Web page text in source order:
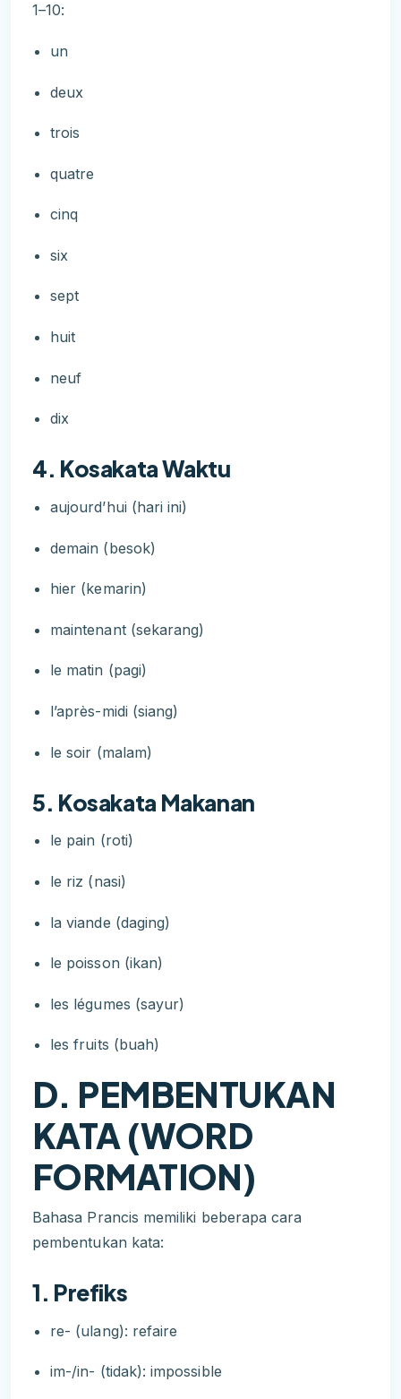
1–10:
un
deux
trois
quatre
cinq
six
sept
huit
neuf
dix
4. Kosakata Waktu
aujourd’hui (hari ini)
demain (besok)
hier (kemarin)
maintenant (sekarang)
le matin (pagi)
l’après-midi (siang)
le soir (malam)
5. Kosakata Makanan
le pain (roti)
le riz (nasi)
la viande (daging)
le poisson (ikan)
les légumes (sayur)
les fruits (buah)
D. PEMBENTUKAN
KATA (WORD
FORMATION)
Bahasa Prancis memiliki beberapa cara
pembentukan kata:
1. Prefiks
re- (ulang): refaire
im-/in- (tidak): impossible